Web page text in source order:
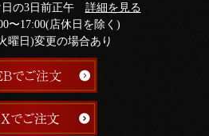
日の3日前正午 詳細を見る
〜17:00(店休日を除く)
曜日)変更の場合あり